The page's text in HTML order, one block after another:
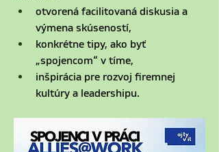
otvorená facilitovaná diskusia a
výmena skúseností,
konkrétne tipy, ako byť
„spojencom“ v tíme,
inšpirácia pre rozvoj firemnej
kultúry a leadershipu.